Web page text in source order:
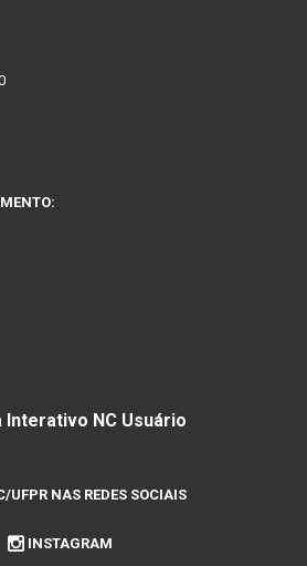
Interativo NC Usuário
UFPR NAS REDES SOCIAIS
INSTAGRAM